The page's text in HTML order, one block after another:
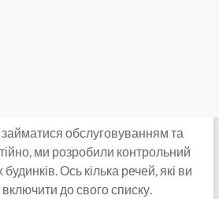
обслуговуванням та
ми розробили контрольний
Ось кілька речей, які ви
до свого списку.